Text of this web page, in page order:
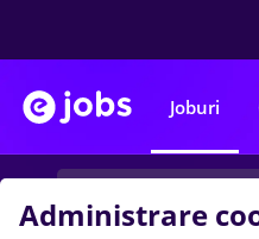
Joburi
Administrare